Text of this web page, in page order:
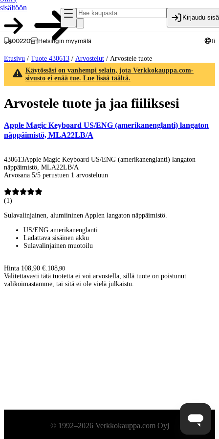
sisältöön
Kirjaudu
00220 Helsingin myymälä fi
Etusivu / Tuote 430613 / Arvostelut / Arvostele tuote
Käytössäsi on vanhempi selain, jota Verkkokauppa.com-
sivusto ei enää tue. Lue lisää täältä.
Arvostele tuote ja jaa fiiliksesi
Apple Magic Keyboard US/ENG (amerikanenglanti) langaton
näppäimistö, MLA22LB/A
430613Apple Magic Keyboard US/ENG (amerikanenglanti) langaton
näppäimistö, MLA22LB/A
Arvosana 5/5 perustuen 1 arvosteluun
(1 )
Sulavalinjainen, alumiininen Applen langaton näppäimistö.
US/ENG amerikanenglanti
Ladattava sisäinen akku
Sulavalinjainen muotoilu
Hinta 108,90 €. 108,90
Valitettavasti tätä tuotetta ei voi arvostella, sillä tuote on poistunut
valikoimastamme, tai sitä ei ole vielä julkaistu.
Alatunniste© 1992–2026 Verkkokauppa.com Oyj